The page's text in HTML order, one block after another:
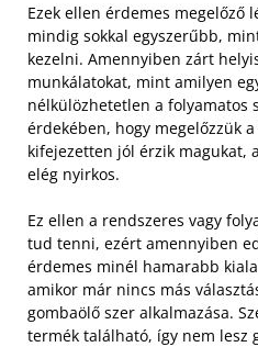
Ezek ellen érdemes megelőző
mindig sokkal egyszerűbb,
kezelni. Amennyiben zárt
munkálatokat, mint amilyen
nélkülözhetetlen a folyamatos
érdekében, hogy megelőzzük
kifejezetten jól érzik magukat,
elég nyirkos.
Ez ellen a rendszeres vagy
tud tenni, ezért amennyiben
érdemes minél hamarabb
amikor már nincs más
gombaölő szer alkalmazása.
termék található, így nem lesz